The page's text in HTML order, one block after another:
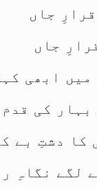
جاں
جاں
میں ابھی
بہار کی
کا دشتِ بے
لگے نگاہِ